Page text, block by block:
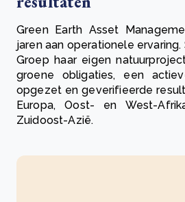
Green Earth Asset
jaren aan operationele
Groep haar eigen
groene obligaties, een
opgezet en geverifieerde
Europa, Oost- en West-
Zuidoost-Azië.